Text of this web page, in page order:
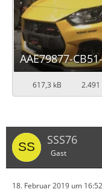
617,3 kB 2.491
SSS76
Gast
18. Februar 2019 um 16:52